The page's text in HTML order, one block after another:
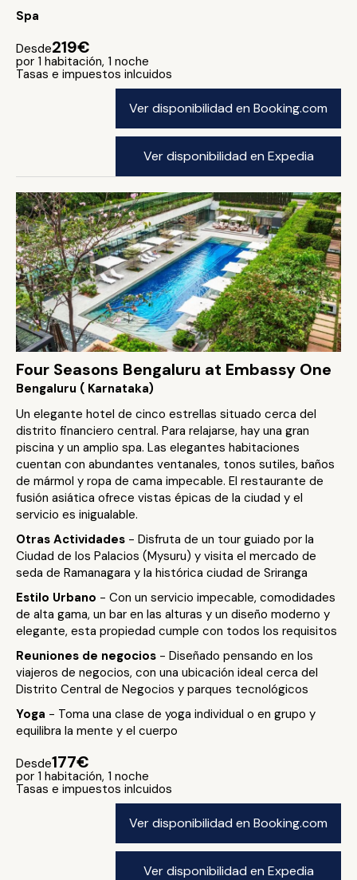
Spa
Desde219€
por 1 habitación, 1 noche
Tasas e impuestos inlcuidos
Ver disponibilidad en Booking.com
Ver disponibilidad en Expedia
Four Seasons Bengaluru at Embassy One
Bengaluru ( Karnataka)
Un elegante hotel de cinco estrellas situado cerca del
distrito financiero central. Para relajarse, hay una gran
piscina y un amplio spa. Las elegantes habitaciones
cuentan con abundantes ventanales, tonos sutiles, baños
de mármol y ropa de cama impecable. El restaurante de
fusión asiática ofrece vistas épicas de la ciudad y el
servicio es inigualable.
Otras Actividades - Disfruta de un tour guiado por la
Ciudad de los Palacios (Mysuru) y visita el mercado de
seda de Ramanagara y la histórica ciudad de Sriranga
Estilo Urbano - Con un servicio impecable, comodidades
de alta gama, un bar en las alturas y un diseño moderno y
elegante, esta propiedad cumple con todos los requisitos
Reuniones de negocios - Diseñado pensando en los
viajeros de negocios, con una ubicación ideal cerca del
Distrito Central de Negocios y parques tecnológicos
Yoga - Toma una clase de yoga individual o en grupo y
equilibra la mente y el cuerpo
Desde177€
por 1 habitación, 1 noche
Tasas e impuestos inlcuidos
Ver disponibilidad en Booking.com
Ver disponibilidad en Expedia